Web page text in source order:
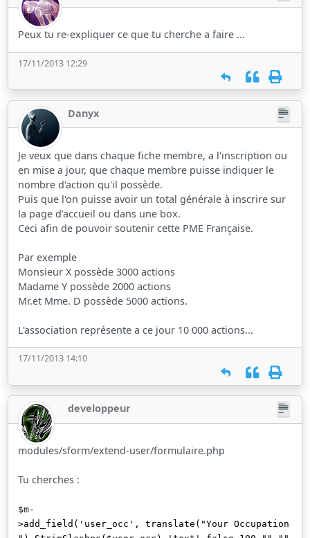
Peux tu re-expliquer ce que tu cherche a faire ...
17/11/2013 12:29
Danyx
Je veux que dans chaque fiche membre, a l'inscription ou
en mise a jour, que chaque membre puisse indiquer le
nombre d'action qu'il possède.
Puis que l'on puisse avoir un total générale à inscrire sur
la page d’accueil ou dans une box.
Ceci afin de pouvoir soutenir cette PME Française.
Par exemple
Monsieur X possède 3000 actions
Madame Y possède 2000 actions
Mr.et Mme. D possède 5000 actions.
L'association représente a ce jour 10 000 actions...
17/11/2013 14:10
developpeur
modules/sform/extend-user/formulaire.php
Tu cherches :
$m-
>add_field('user_occ', translate("Your Occupation